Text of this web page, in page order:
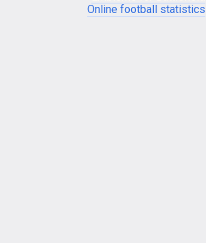
Online football statistics